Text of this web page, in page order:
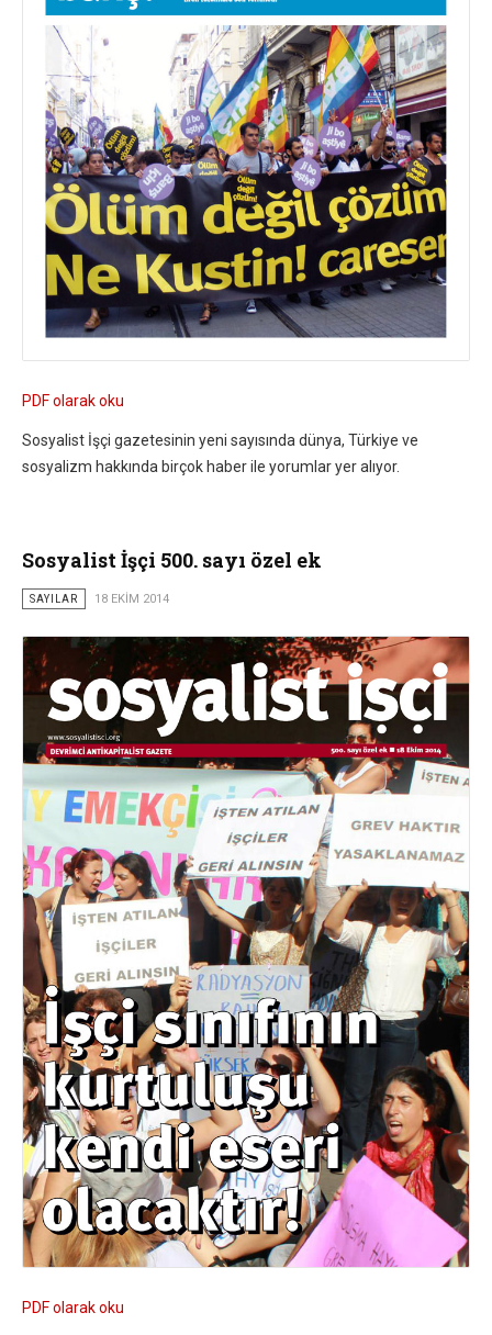
PDF olarak oku
Sosyalist İşçi gazetesinin yeni sayısında dünya, Türkiye ve
sosyalizm hakkında birçok haber ile yorumlar yer alıyor.
Sosyalist İşçi 500. sayı özel ek
SAYILAR 18 EKIM 2014
PDF olarak oku